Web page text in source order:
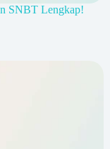
SNBT Lengkap!